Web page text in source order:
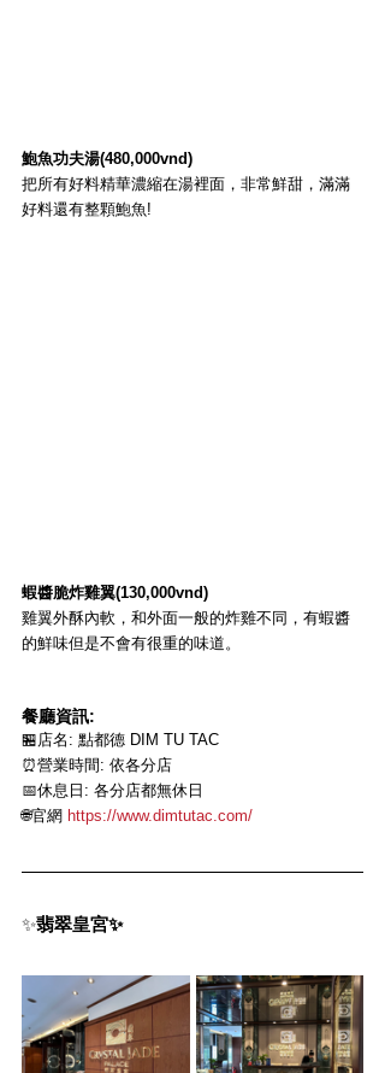
鮑魚功夫湯(480,000vnd)
把所有好料精華濃縮在湯裡面，非常鮮甜，滿滿
好料還有整顆鮑魚!
蝦醬脆炸雞翼(130,000vnd)
雞翼外酥內軟，和外面一般的炸雞不同，有蝦醬
的鮮味但是不會有很重的味道。
餐廳資訊:
🏪店名: 點都德 DIM TU TAC
⏰營業時間: 依各分店
📅休息日: 各分店都無休日
🌐官網 https://www.dimtutac.com/
✨翡翠皇宮✨